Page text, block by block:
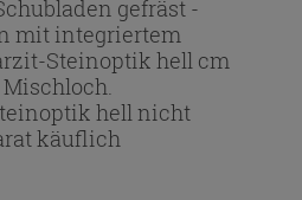
gefräst -
mit integriertem
Steinoptik hell cm
Mischloch.
hell nicht
käuflich